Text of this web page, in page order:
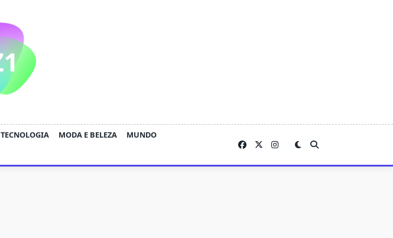
TECNOLOGIA MODA E BELEZA
MUNDO